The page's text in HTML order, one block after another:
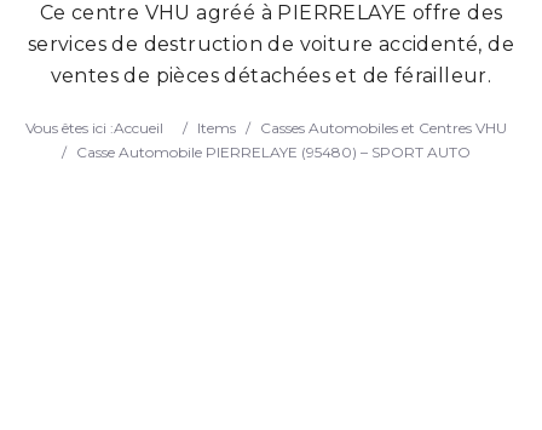
Search
Ce centre VHU agréé à PIERRELAYE offre des
services de destruction de voiture accidenté, de
ventes de pièces détachées et de férailleur.
Vous êtes ici :Accueil / Items / Casses Automobiles et Centres VHU
/ Casse Automobile PIERRELAYE (95480) – SPORT AUTO